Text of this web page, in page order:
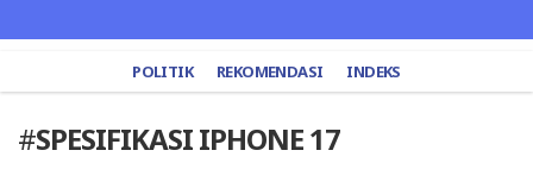
POLITIK REKOMENDASI INDEKS
#SPESIFIKASI IPHONE 17